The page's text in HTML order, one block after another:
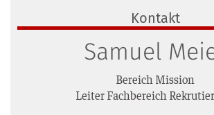
Kontakt
Samuel
Bereich Mis­si­on
Lei­ter Fach­be­reich